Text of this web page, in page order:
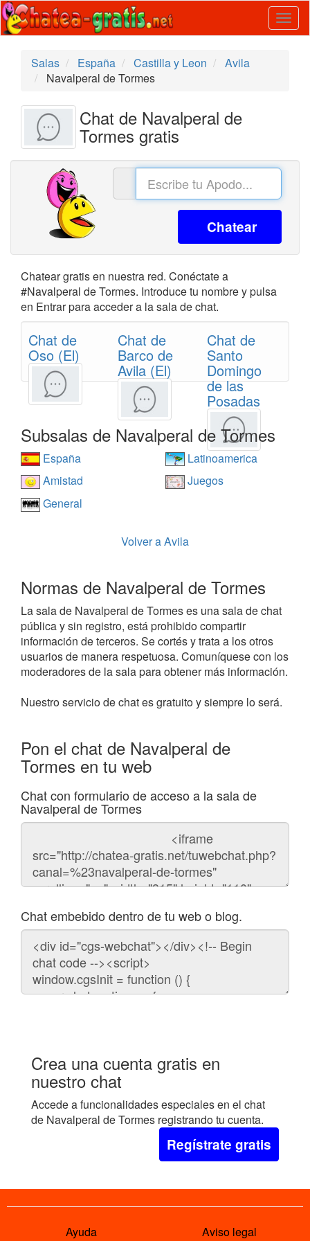
Salas
España Castilla y Leon
Avila
Navalperal de Tormes
Chat de Navalperal de
Tormes gratis
Chatear
Chatear gratis en nuestra red. Conéctate a
#Navalperal de Tormes. Introduce tu nombre y pulsa
en Entrar para acceder a la sala de chat.
Chat de
Oso (El)
Chat de
Barco de
Avila (El)
Chat de
Santo
Domingo
de las
Posadas
Subsalas de Navalperal de Tormes
España
Latinoamerica
Amistad
Juegos
General
Volver a Avila
Normas de Navalperal de Tormes
La sala de Navalperal de Tormes es una sala de chat
pública y sin registro, está prohibido compartir
información de terceros. Se cortés y trata a los otros
usuarios de manera respetuosa. Comuníquese con los
moderadores de la sala para obtener más información.
Nuestro servicio de chat es gratuito y siempre lo será.
Pon el chat de Navalperal de
Tormes en tu web
Chat con formulario de acceso a la sala de
Navalperal de Tormes
Código
chat
Chat embebido dentro de tu web o blog.
Código
para
embeber
chat
Crea una cuenta gratis en
nuestro chat
Accede a funcionalidades especiales en el chat
de Navalperal de Tormes registrando tu cuenta.
Regístrate gratis
Ayuda Aviso legal